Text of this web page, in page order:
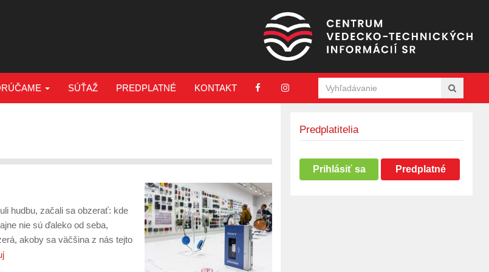
SÚŤAŽ PREDPLATNÉ KONTAKT
hudbu, začali sa obzerať: kde
nie sú ďaleko od seba,
akoby sa väčšina z nás tejto
Predplatitelia
Prihlásiť sa Predplatné